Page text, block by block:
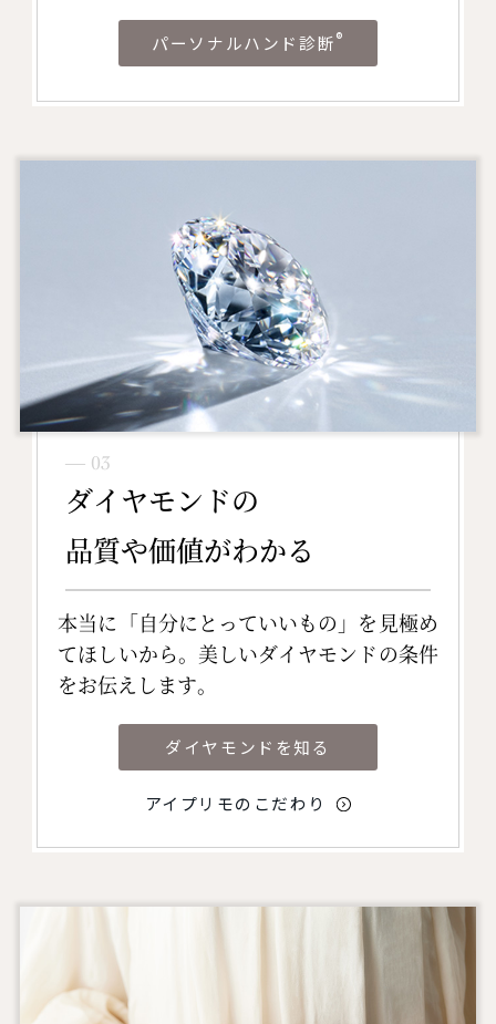
パーソナルハンド診断®
― 03
ダイヤモンドの
品質や価値がわかる
本当に「自分にとっていいもの」を見極め
てほしいから。美しいダイヤモンドの条件
をお伝えします。
ダイヤモンドを知る
アイプリモのこだわり